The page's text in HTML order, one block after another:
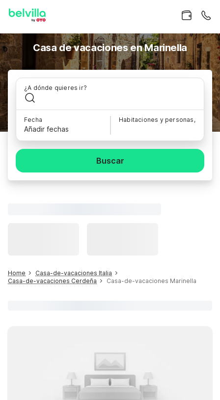
Casa de vacaciones en Marinella
¿A dónde quieres ir?
Fecha
Añadir fechas
Habitaciones y personas,
Buscar
Home
Casa-de-vacaciones Italia
Casa-de-vacaciones Cerdeña
Casa-de-vacaciones Marinella